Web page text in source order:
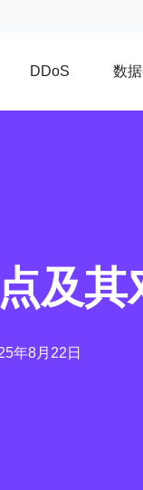
DDoS 数
及
年8月22日